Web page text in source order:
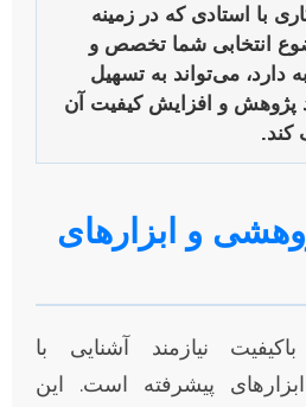
با استادی که در زمینه
انتخابی شما تخصص و
دارد، می‌تواند به تسهیل
پژوهش و افزایش کیفیت آن
کند.
و ابزارهای
باکیفیت نیازمند آشنایی با
پیشرفته است. این